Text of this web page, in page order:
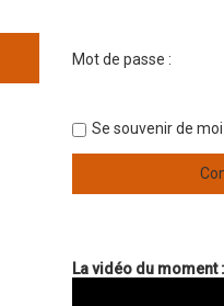
Mot de passe :
Se souvenir de moi
La vidéo du moment :